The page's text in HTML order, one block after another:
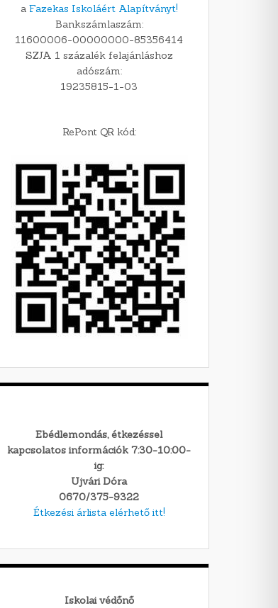
a Fazekas Iskoláért Alapítványt!
Bankszámlaszám:
11600006-00000000-85356414
SZJA 1 százalék felajánláshoz
adószám:
19235815-1-03
RePont QR kód:
Ebédlemondás, étkezéssel
kapcsolatos információk 7:30-10:00-
ig:
Ujvári Dóra
0670/375-9322
Étkezési árlista elérhető itt!
Iskolai védőnő